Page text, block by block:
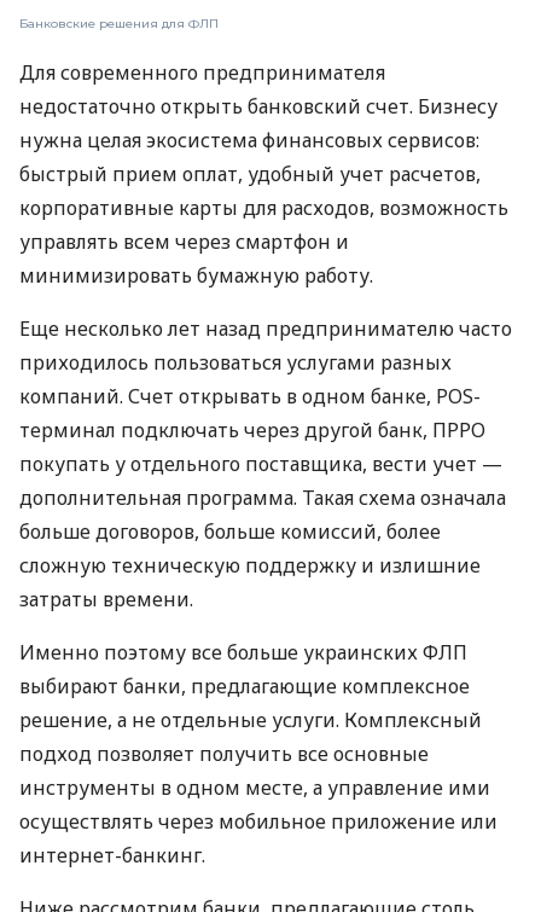
Банковские решения для ФЛП
Для современного предпринимателя
недостаточно открыть банковский счет. Бизнесу
нужна целая экосистема финансовых сервисов:
быстрый прием оплат, удобный учет расчетов,
корпоративные карты для расходов, возможность
управлять всем через смартфон и
минимизировать бумажную работу.
Еще несколько лет назад предпринимателю часто
приходилось пользоваться услугами разных
компаний. Счет открывать в одном банке, POS-
терминал подключать через другой банк, ПРРО
покупать у отдельного поставщика, вести учет —
дополнительная программа. Такая схема означала
больше договоров, больше комиссий, более
сложную техническую поддержку и излишние
затраты времени.
Именно поэтому все больше украинских ФЛП
выбирают банки, предлагающие комплексное
решение, а не отдельные услуги. Комплексный
подход позволяет получить все основные
инструменты в одном месте, а управление ими
осуществлять через мобильное приложение или
интернет-банкинг.